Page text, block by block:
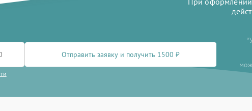
Отправить заявку и получить 1500 ₽